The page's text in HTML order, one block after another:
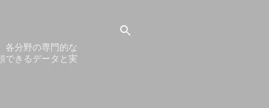
各分野の専門的な
できるデータと実